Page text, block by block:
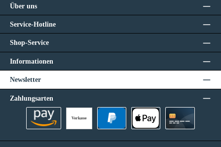
Über uns
Service-Hotline
Shop-Service
Informationen
Newsletter
Zahlungsarten
Vorkasse